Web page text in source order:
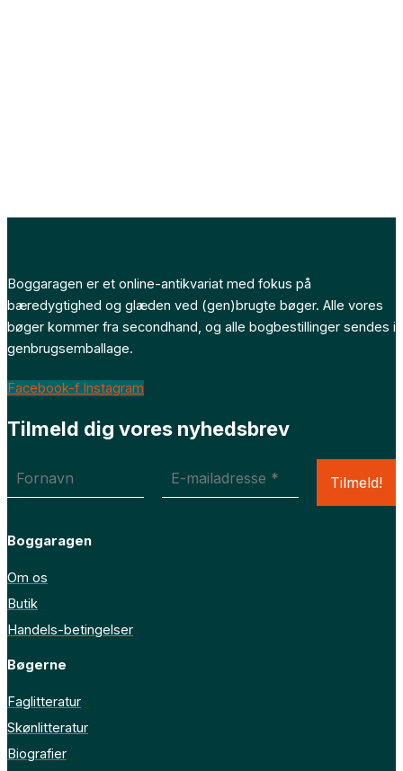
Boggaragen er et online-antikvariat med fokus på
bæredygtighed og glæden ved (gen)brugte bøger. Alle vores
bøger kommer fra secondhand, og alle bogbestillinger sendes i
genbrugsemballage.
Facebook-f Instagram
Tilmeld dig vores nyhedsbrev
Boggaragen
Om os
Butik
Handels-betingelser
Bøgerne
Faglitteratur
Skønlitteratur
Biografier